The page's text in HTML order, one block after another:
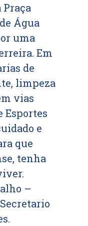
Praça
Água
uma
Em
de
limpeza
vias
Esportes
e
que
tenha
–